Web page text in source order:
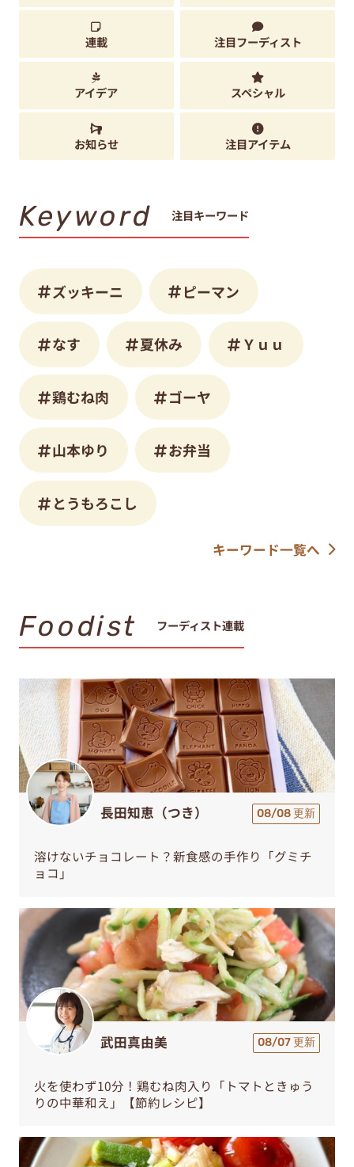
連載 注目フーディスト
アイデア スペシャル
お知らせ 注目アイテム
Keyword 注目キーワード
ズッキーニ ピーマン
なす 夏休み Ｙｕｕ
鶏むね肉 ゴーヤ
山本ゆり お弁当
とうもろこし
キーワード一覧へ
Foodist フーディスト連載
長田知恵（つき） 08/08 更新
溶けないチョコレート？新食感の手作り「グミチ
ョコ」
武田真由美 08/07 更新
火を使わず10分！鶏むね肉入り「トマトときゅう
りの中華和え」【節約レシピ】